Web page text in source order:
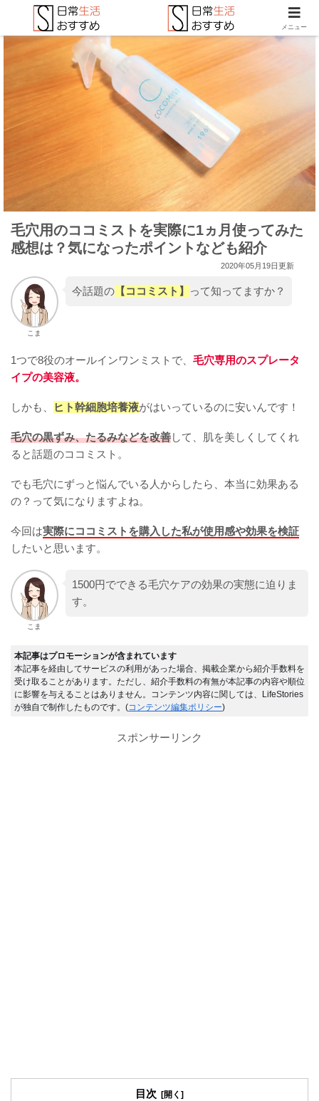
毛穴用のココミストを実際に1ヵ月使ってみた
感想は？気になったポイントなども紹介
2020年05月19日更新
こま
今話題の【ココミスト】 って知ってますか？
1つで8役のオールインワンミストで、 毛穴専用のスプレータ
イプの美容液。
しかも、 ヒト幹細胞培養液がはいっているのに安いんです！
毛穴の黒ずみ、たるみなどを改善して、肌を美しくしてくれ
ると話題のココミスト。
でも毛穴にずっと悩んでいる人からしたら、本当に効果ある
の？って気になりますよね。
今回は実際にココミストを購入した私が使用感や効果を検証
したいと思います。
こま
1500円でできる毛穴ケアの効果の実態に迫りま
す。
本記事はプロモーションが含まれています
本記事を経由してサービスの利用があった場合、掲載企業から紹介手数料を
受け取ることがあります。ただし、紹介手数料の有無が本記事の内容や順位
に影響を与えることはありません。コンテンツ内容に関しては、LifeStories
が独自で制作したものです。(コンテンツ編集ポリシー)
スポンサーリンク
目次
メニュー